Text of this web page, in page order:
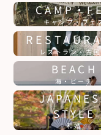
CAMP・
キャンプ・フェ
レストラン・古
BEACH
海・ビーチ
STYLE
和婚